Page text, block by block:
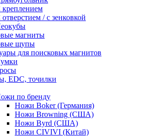
/ с зенковкой
магниты
щупы
для поисковых магнитов
EDC, точилки
по бренду
Ножи Boker (Германия)
Ножи Browning (США)
Ножи Byrd (США)
Ножи CIVIVI (Китай)